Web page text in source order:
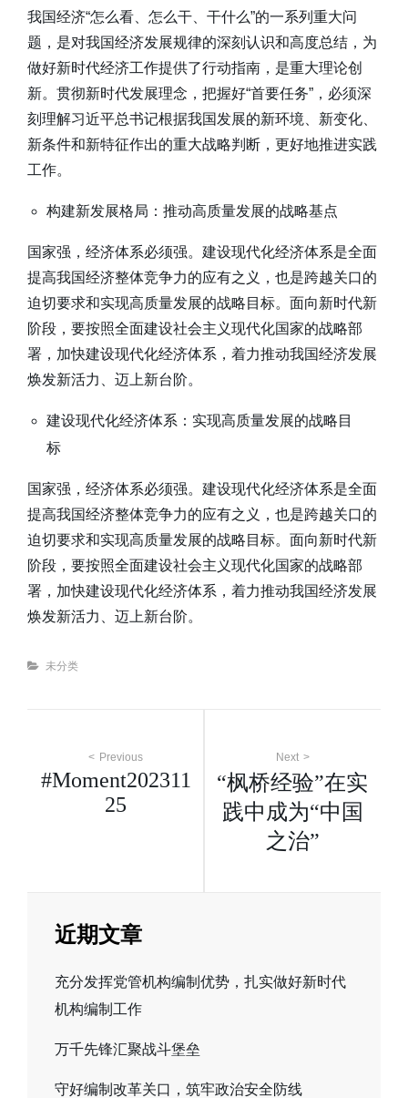
我国经济“怎么看、怎么干、干什么”的一系列重大问
题，是对我国经济发展规律的深刻认识和高度总结，为
做好新时代经济工作提供了行动指南，是重大理论创
新。贯彻新时代发展理念，把握好“首要任务”，必须深
刻理解习近平总书记根据我国发展的新环境、新变化、
新条件和新特征作出的重大战略判断，更好地推进实践
工作。
构建新发展格局：推动高质量发展的战略基点
国家强，经济体系必须强。建设现代化经济体系是全面
提高我国经济整体竞争力的应有之义，也是跨越关口的
迫切要求和实现高质量发展的战略目标。面向新时代新
阶段，要按照全面建设社会主义现代化国家的战略部
署，加快建设现代化经济体系，着力推动我国经济发展
焕发新活力、迈上新台阶。
建设现代化经济体系：实现高质量发展的战略目
标
国家强，经济体系必须强。建设现代化经济体系是全面
提高我国经济整体竞争力的应有之义，也是跨越关口的
迫切要求和实现高质量发展的战略目标。面向新时代新
阶段，要按照全面建设社会主义现代化国家的战略部
署，加快建设现代化经济体系，着力推动我国经济发展
焕发新活力、迈上新台阶。
Categories
未分类
Previous
#Moment202311
25
Next
“枫桥经验”在实
践中成为“中国
之治”
近期文章
充分发挥党管机构编制优势，扎实做好新时代
机构编制工作
万千先锋汇聚战斗堡垒
守好编制改革关口，筑牢政治安全防线